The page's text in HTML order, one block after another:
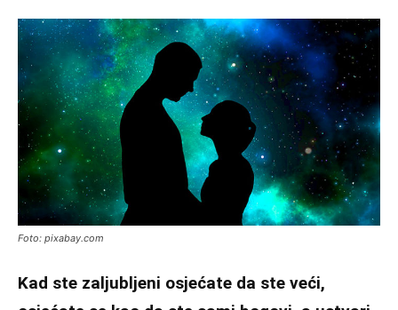
Foto: pixabay.com
Kad ste zaljubljeni osjećate da ste veći,